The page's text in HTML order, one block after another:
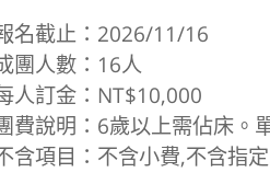
名截止：2026/11/16
團人數：16人
人訂金：NT$10,000
費說明：6歲以上需佔床。
含項目：不含小費,不含指